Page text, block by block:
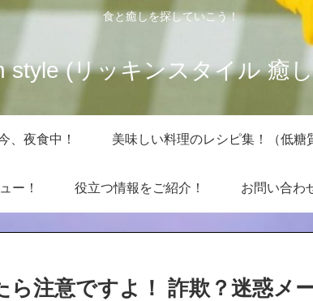
食と癒しを探していこう！
style (リッキンスタイル 癒
、夜食中！ 美味しい料理のレシピ集！（低糖
ー！ 役立つ情報をご紹介！ お問い合わ
注意ですよ！ 詐欺？迷惑メ